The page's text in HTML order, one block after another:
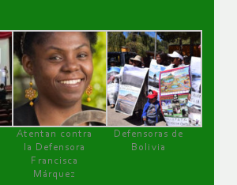
Atentan contra
la Defensora
Francisca
Márquez
Defensoras de
Bolivia